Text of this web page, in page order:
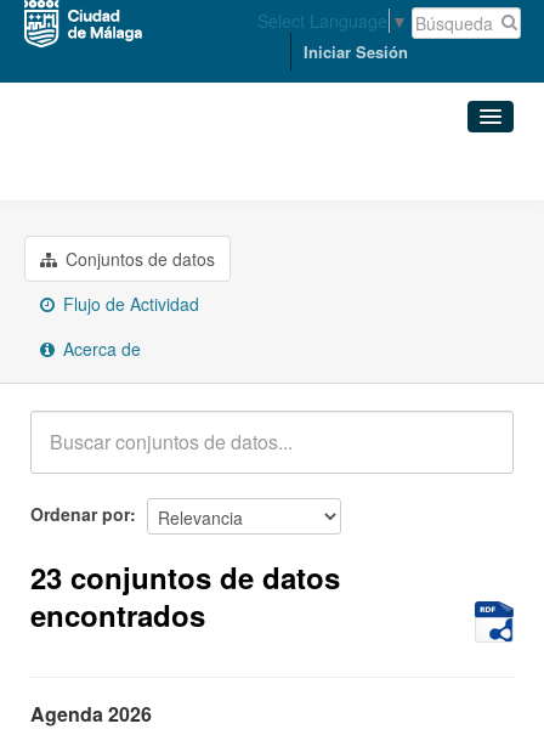
Select Language ▼
Iniciar Sesión
Organizaciones
Grupos
Acerca de
Conjuntos de datos
Flujo de Actividad
Acerca de
Ordenar por
23 conjuntos de datos
encontrados
Agenda 2026